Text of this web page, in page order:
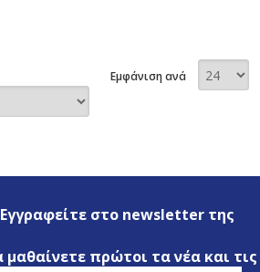
Εμφάνιση ανά
Εγγραφείτε στο newsletter της
μαθαίνετε πρώτοι τα νέα και τις